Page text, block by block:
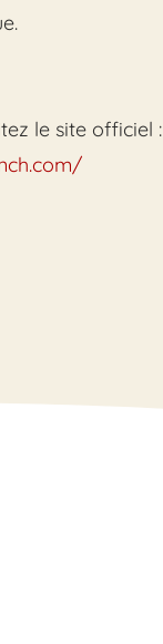
le site officiel :